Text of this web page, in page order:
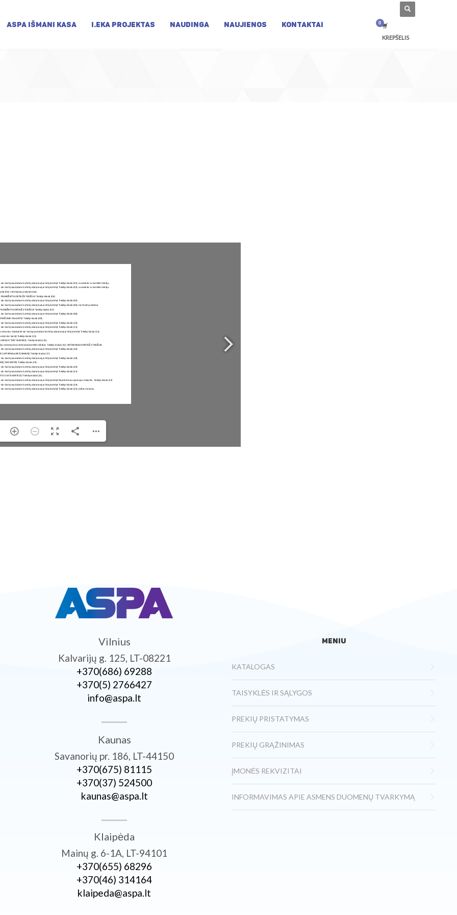
ASPA IŠMANI KASA I.EKA PROJEKTAS NAUDINGA NAUJIENOS KONTAKTAI
KREPŠELIS
Vilnius
Kalvarijų g. 125, LT-08221
+370­(686) 69288
+370­(5) 2766427
info@aspa.lt
Kaunas
Savanorių pr. 186, LT-44150
+370­(675) 81115
+370­(37) 524500
kaunas@aspa.lt
Klaipėda
Mainų g. 6-1A, LT-94101
+370­(655) 68296
+370­(46) 314164
klaipeda@aspa.lt
MENIU
KATALOGAS
TAISYKLĖS IR SĄLYGOS
PREKIŲ PRISTATYMAS
PREKIŲ GRĄŽINIMAS
ĮMONĖS REKVIZITAI
INFORMAVIMAS APIE ASMENS DUOMENŲ TVARKYMĄ